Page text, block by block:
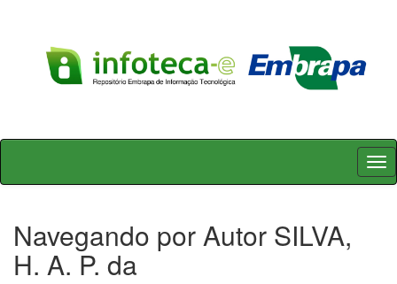
Skip
Navegando por Autor SILVA,
H. A. P. da